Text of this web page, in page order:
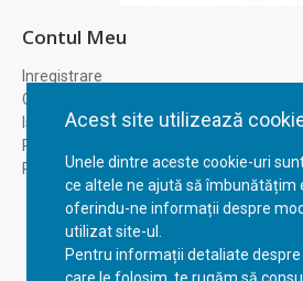
Acest site utilizează
Unele dintre aceste cookie-uri
ce altele ne ajută să îmbunătățim
oferindu-ne informații despre
utilizat site-ul.
Pentru informații detaliate despre
Contul Meu
Inregistrare
Contul meu
Istoric comenzi
Recuperare parola
Returnare produs